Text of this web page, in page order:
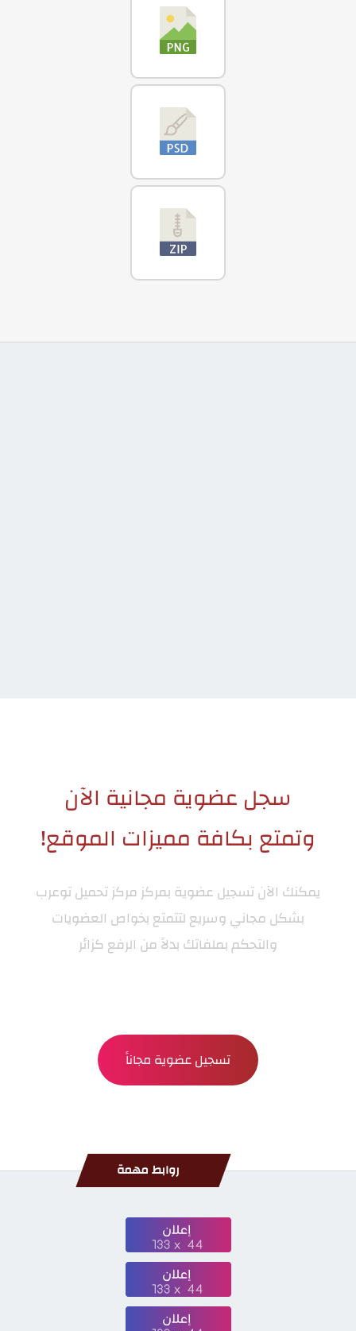
سجل عضوية مجانية الآن
وتمتع بكافة مميزات الموقع!
يمكنك الآن تسجيل عضوية بمركزمركز تحميل توعرب
بشكل مجاني وسريع لتتمتع بخواص العضويات
والتحكم بملفاتك بدلاً من الرفع كزائر
تسجيل عضوية مجاناً
روابط مهمة